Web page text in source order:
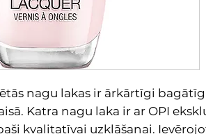
nagu lakas ir ārkārtīgi
Katra nagu laka ir ar OPI
kvalitatīvai uzklāšanai.